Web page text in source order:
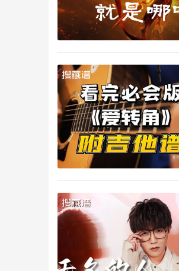
影视主题曲
罗志祥